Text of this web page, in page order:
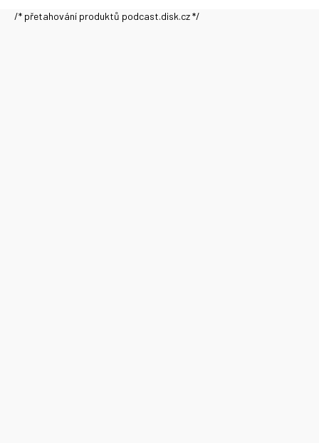
/* přetahování produktů podcast.disk.cz */